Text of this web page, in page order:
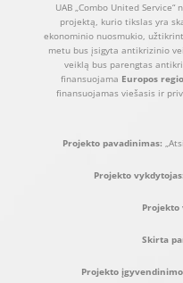
UAB „Combo United
projektą, kurio tikslas yra
ekonominio nuosmukio,
metu bus įsigyta antikrizinio
veiklą bus parengtas
finansuojama Europos
finansuojamas viešasis ir
Projekto pavadinimas:
Projekto vykdytojas:
Projekto
Skirta
Projekto